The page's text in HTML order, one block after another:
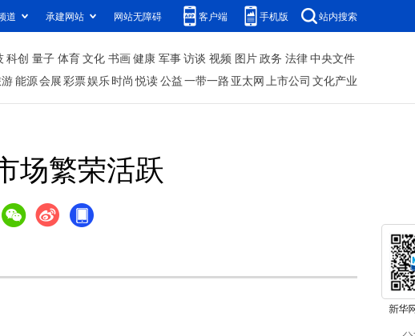
道 承建网站 网站无障碍 客户端 手机版 站内搜索
科创 量子 体育文化 书画健康 军事访谈 视频 图片政务 法律中央文件
能源会展彩票娱乐时尚 悦读公益一带一路 亚太网上市公司 文化产业
场繁荣活跃